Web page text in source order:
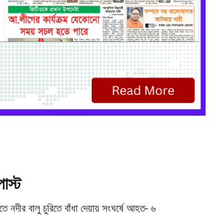
নদীর বালু চুরিতে বাঁধা দেয়ায় সংঘর্ষে আহত- ৬